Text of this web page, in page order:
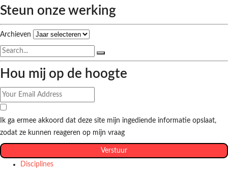
Steun onze werking
Archieven
Hou mij op de hoogte
Ik ga ermee akkoord dat deze site mijn ingediende informatie opslaat,
zodat ze kunnen reageren op mijn vraag
Verstuur
Disciplines